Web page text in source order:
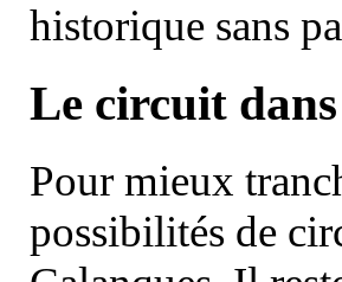
historique sans
Le circuit
Pour mieux
possibilités de